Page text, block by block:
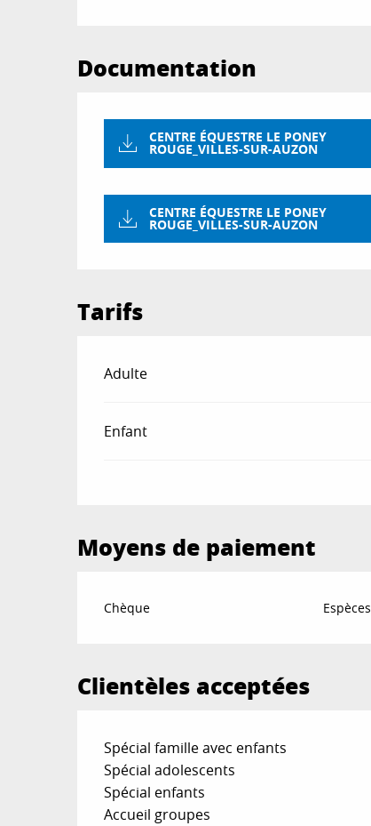
Documentation
CENTRE ÉQUESTRE LE PONEY
ROUGE_VILLES-SUR-AUZON
CENTRE ÉQUESTRE LE PONEY
ROUGE_VILLES-SUR-AUZON
Tarifs
Tarifs 2026
Adulte
Enfant
Moyens de paiement
Chèque Espèces
Clientèles acceptées
Spécial famille avec enfants
Spécial adolescents
Spécial enfants
Accueil groupes